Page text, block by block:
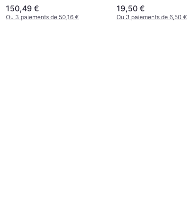
150,49 €
Ou 3 paiements de 50,16 €
19,50 €
Ou 3 paiements de 6,50 €